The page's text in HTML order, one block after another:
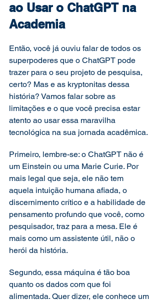
ao Usar o ChatGPT na
Academia
Então, você já ouviu falar de todos os
superpoderes que o ChatGPT pode
trazer para o seu projeto de pesquisa,
certo? Mas e as kryptonitas dessa
história? Vamos falar sobre as
limitações e o que você precisa estar
atento ao usar essa maravilha
tecnológica na sua jornada acadêmica.
Primeiro, lembre-se: o ChatGPT não é
um Einstein ou uma Marie Curie. Por
mais legal que seja, ele não tem
aquela intuição humana afiada, o
discernimento crítico e a habilidade de
pensamento profundo que você, como
pesquisador, traz para a mesa. Ele é
mais como um assistente útil, não o
herói da história.
Segundo, essa máquina é tão boa
quanto os dados com que foi
alimentada. Quer dizer, ele conhece um